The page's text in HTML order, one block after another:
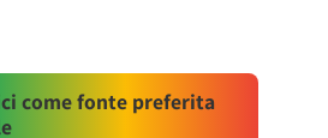
come fonte preferita